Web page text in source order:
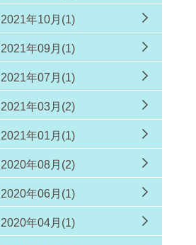
2021年10月(1)
2021年09月(1)
2021年07月(1)
2021年03月(2)
2021年01月(1)
2020年08月(2)
2020年06月(1)
2020年04月(1)